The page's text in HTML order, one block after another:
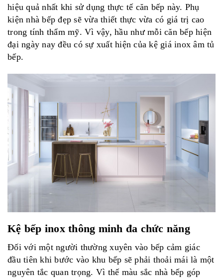
hiệu quả nhất khi sử dụng thực tế căn bếp này. Phụ
kiện nhà bếp đẹp sẽ vừa thiết thực vừa có giá trị cao
trong tính thẩm mỹ. Vì vậy, hầu như mỗi căn bếp hiện
đại ngày nay đều có sự xuất hiện của kệ giá inox âm tủ
bếp.
Kệ bếp inox thông minh đa chức năng
Đối với một người thường xuyên vào bếp cảm giác
đầu tiên khi bước vào khu bếp sẽ phải thoải mái là một
nguyên tắc quan trọng. Vì thế màu sắc nhà bếp góp